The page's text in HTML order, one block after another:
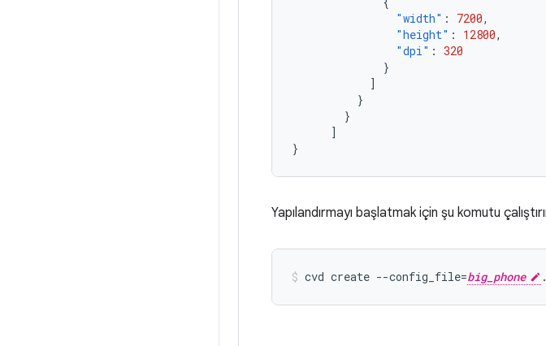
"width" : 7200,
"height" : 12800,
"dpi" : 320
}
]
}
}
]
}
Yapılandırmayı başlatmak için şu komutu
cvd create --config_file=big_phone